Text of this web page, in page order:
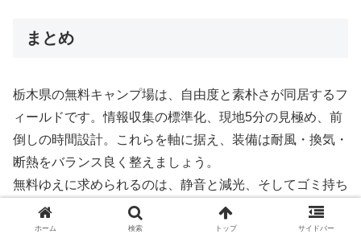
まとめ
栃木県の無料キャンプ場は、自由度と素朴さが同居するフ
ィールドです。情報収集の標準化、現地5分の見極め、前
倒しの時間設計。これらを軸に据え、装備は耐風・換気・
断熱をバランス良く整えましょう。
無料ゆえに求められるのは、静音と減光、そしてゴミ持ち
帰りの徹底です。焚き火は熾火で締め、就寝前の最終チェ
ックを習慣にすれば、誰にとっても心地よい夜が生まれま
ホーム 検索 トップ サイドバー